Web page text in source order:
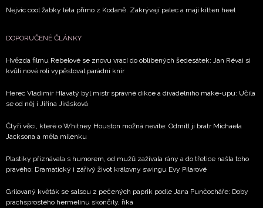
Nejvíc cool žabky léta přímo z Kodaně. Zakrývají palec a mají kitten heel
DOPORUČENÉ ČLÁNKY
Hvězda filmu Rebelové se znovu vrací do oblíbených šedesátek: Jan Révai si
kvůli nové roli vypěstoval parádní knír
Herec Vladimír Hlavatý byl mistr správné dikce a divadelního make-upu: Učila
se od něj i Jiřina Jirásková
Čtyři věci, které o Whitney Houston možná nevíte: Odmítl ji bratr Michaela
Jacksona a měla milenku
Plastiky přiznávala s humorem, od mužů zažívala rány a do třetice našla toho
pravého: Dramatický i zářivý život královny swingu Evy Pilarové
Grilovaný květák se salsou z pečených paprik podle Jana Punčocháře: Doby
prachsprostého hermelínu skončily, říká